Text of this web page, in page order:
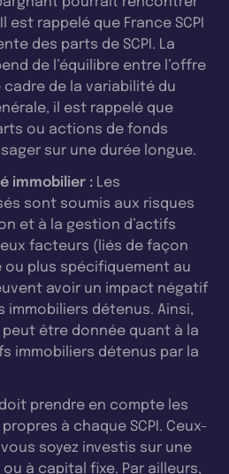
rappelé que France SCPI
des parts de SCPI. La
de l’équilibre entre l’offre
de la variabilité du
il est rappelé que
ou actions de fonds
sur une durée longue.
immobilier : Les
sont soumis aux risques
et à la gestion d’actifs
facteurs (liés de façon
ou plus spécifiquement au
avoir un impact négatif
immobiliers détenus. Ainsi,
être donnée quant à la
immobiliers détenus par la
prendre en compte les
à chaque SCPI. Ceux-
soyez investis sur une
ou à capital fixe. Par ailleurs,